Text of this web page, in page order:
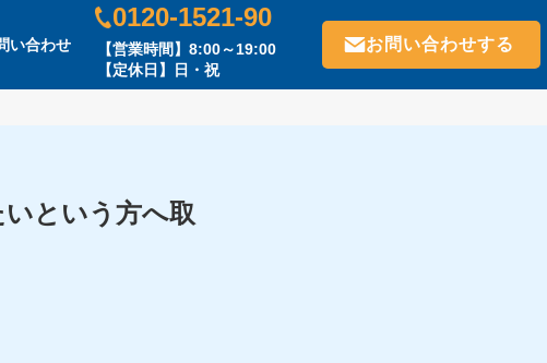
い合わせ
0120-1521-90
【営業時間】8:00～19:00
【定休日】日・祝
お問い合わせする
という方へ取